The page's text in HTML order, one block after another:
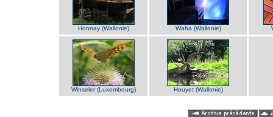
Honnay (Wallonie) Waha (Wallonie)
Winseler (Luxembourg) Houyet (Wallonie)